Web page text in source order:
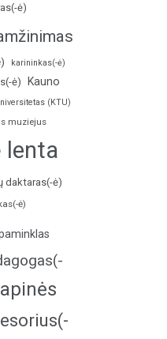
ė)
karininkas(-ė)
ė)
Kauno
(KTU)
muziejus
lenta
daktaras(-ė)
ė)